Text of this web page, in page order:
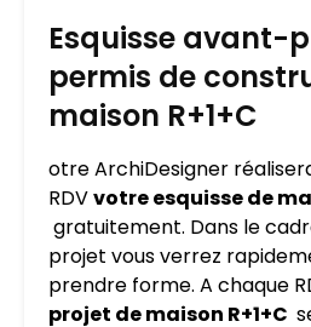
Esquisse avant-
permis de
maison R+1+C
otre ArchiDesigner
RDVvotre esquisse de
gratuitement. Dans le
projet vous verrez
prendre forme. A chaque
projet de maison R+1+C